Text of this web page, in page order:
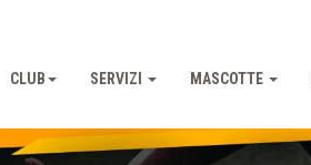
CLUB SERVIZI MASCOTTE